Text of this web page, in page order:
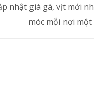
nhật giá gà, vịt mới
móc mỗi nơi một